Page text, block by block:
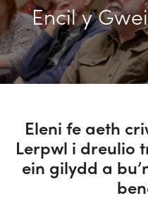
Home
About
For Churches
Activity
News
Encil y
Eleni fe aeth
Lerpwl i dreulio
ein gilydd a